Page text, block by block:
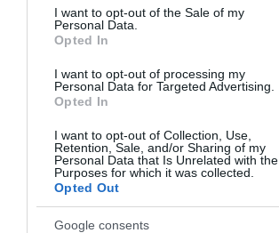
consent section.
I want to opt-out of the Sale of my
Personal Data.
Opted In
I want to opt-out of processing my
Personal Data for Targeted Advertising.
Opted In
I want to opt-out of Collection, Use,
Retention, Sale, and/or Sharing of my
Personal Data that Is Unrelated with the
Purposes for which it was collected.
Opted Out
Google consents
Ψηφοφορία:
ΔΕΥΤΕΡΑ – ΡΕΜΟΣ ΑΝΤΩΝΗΣ